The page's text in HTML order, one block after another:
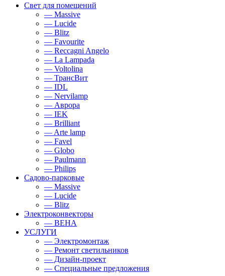
Свет для помещений
— Massive
— Lucide
— Blitz
— Favourite
— Reccagni Angelo
— La Lampada
— Voltolina
— ТрансВит
— IDL
— Nervilamp
— Аврора
— IEK
— Brilliant
— Arte lamp
— Favel
— Globo
— Paulmann
— Philips
Садово-парковые
— Massive
— Lucide
— Blitz
Электроконвекторы
— BEHA
УСЛУГИ
— Электромонтаж
— Ремонт светильников
— Дизайн-проект
— Специальные предложения